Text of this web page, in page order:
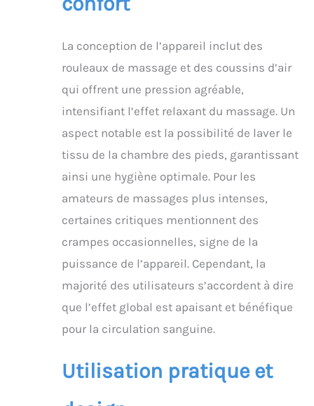
conviennent aux
chaussures pour
48,5, ce qui est un
cadeau parfait pour les
familles et amis comme
anniversaire, fête des
cadeau de Noël.
La conception de l’appareil inclut des
rouleaux de massage et des coussins d’air
qui offrent une pression agréable,
intensifiant l’effet relaxant du massage. Un
aspect notable est la possibilité de laver le
tissu de la chambre des pieds, garantissant
ainsi une hygiène optimale. Pour les
amateurs de massages plus intenses,
certaines critiques mentionnent des
crampes occasionnelles, signe de la
puissance de l’appareil. Cependant, la
majorité des utilisateurs s’accordent à dire
que l’effet global est apaisant et bénéfique
pour la circulation sanguine.
Utilisation pratique et